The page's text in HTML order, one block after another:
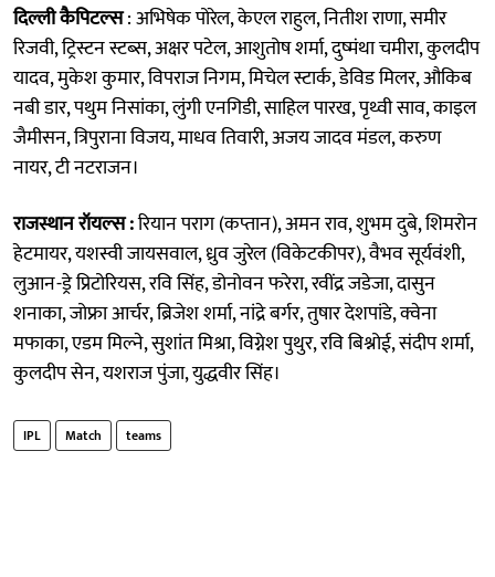
दिल्ली कैपिटल्स: अभिषेक पोरेल, केएल राहुल, नितीश राणा, समीर
रिजवी, ट्रिस्टन स्टब्स, अक्षर पटेल, आशुतोष शर्मा, दुष्मंथा चमीरा, कुलदीप
यादव, मुकेश कुमार, विपराज निगम, मिचेल स्टार्क, डेविड मिलर, औकिब
नबी डार, पथुम निसांका, लुंगी एनगिडी, साहिल पारख, पृथ्वी साव, काइल
जैमीसन, त्रिपुराना विजय, माधव तिवारी, अजय जादव मंडल, करुण
नायर, टी नटराजन।
राजस्थान रॉयल्स :रियान पराग (कप्तान), अमन राव, शुभम दुबे, शिमरोन
हेटमायर, यशस्वी जायसवाल, ध्रुव जुरेल (विकेटकीपर), वैभव सूर्यवंशी,
लुआन-ड्रे प्रिटोरियस, रवि सिंह, डोनोवन फरेरा, रवींद्र जडेजा, दासुन
शनाका, जोफ्रा आर्चर, ब्रिजेश शर्मा, नांद्रे बर्गर, तुषार देशपांडे, क्वेना
मफाका, एडम मिल्ने, सुशांत मिश्रा, विग्नेश पुथुर, रवि बिश्नोई, संदीप शर्मा,
कुलदीप सेन, यशराज पुंजा, युद्धवीर सिंह।
IPL Match teams